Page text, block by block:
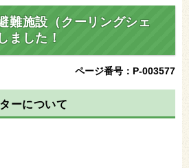
難施設（クーリングシェ
ました！
ページ番号：P-003577
ーについて